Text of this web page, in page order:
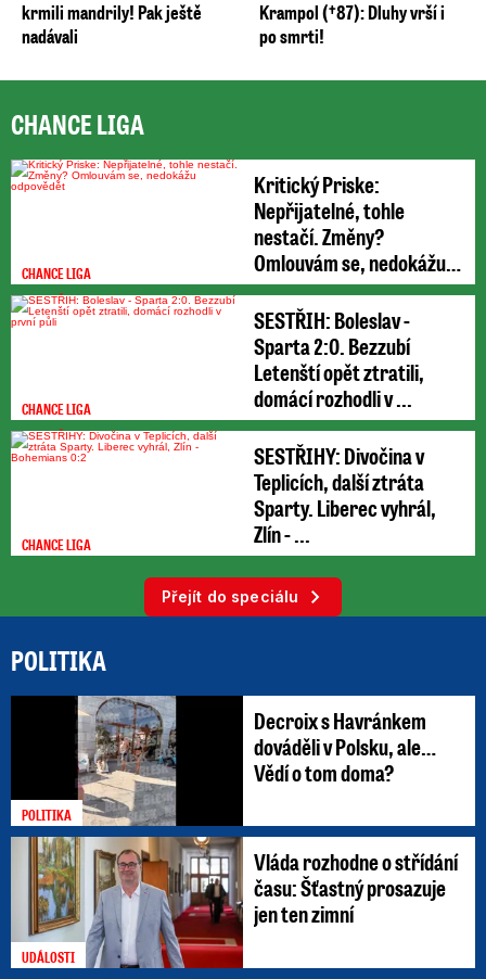
krmili mandrily! Pak ještě
nadávali
Krampol (†87): Dluhy vrší i
po smrti!
CHANCE LIGA
CHANCE LIGA
Kritický Priske:
Nepřijatelné, tohle
nestačí. Změny?
Omlouvám se, nedokážu
odpovědět
CHANCE LIGA
SESTŘIH: Boleslav -
Sparta 2:0. Bezzubí
Letenští opět ztratili,
domácí rozhodli v ...
CHANCE LIGA
SESTŘIHY: Divočina v
Teplicích, další ztráta
Sparty. Liberec vyhrál,
Zlín - ...
Přejít do speciálu
POLITIKA
POLITIKA
Decroix s Havránkem
dováděli v Polsku, ale…
Vědí o tom doma?
UDÁLOSTI
Vláda rozhodne o střídání
času: Šťastný prosazuje
jen ten zimní